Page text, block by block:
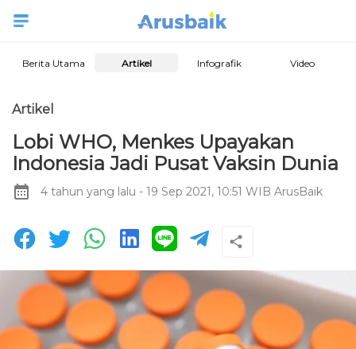
Berita Utama Artikel Infografik Video
Artikel
Lobi WHO, Menkes Upayakan
Indonesia Jadi Pusat Vaksin Dunia
4 tahun yang lalu - 19 Sep 2021, 10:51 WIB ArusBaik